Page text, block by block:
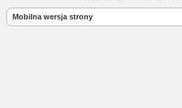
Mobilna wersja strony